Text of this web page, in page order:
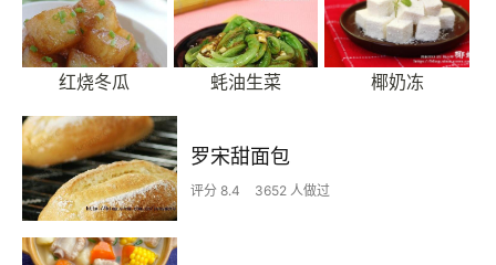
红烧冬瓜 蚝油生菜 椰奶冻
罗宋甜面包
评分 8.4 3652 人做过